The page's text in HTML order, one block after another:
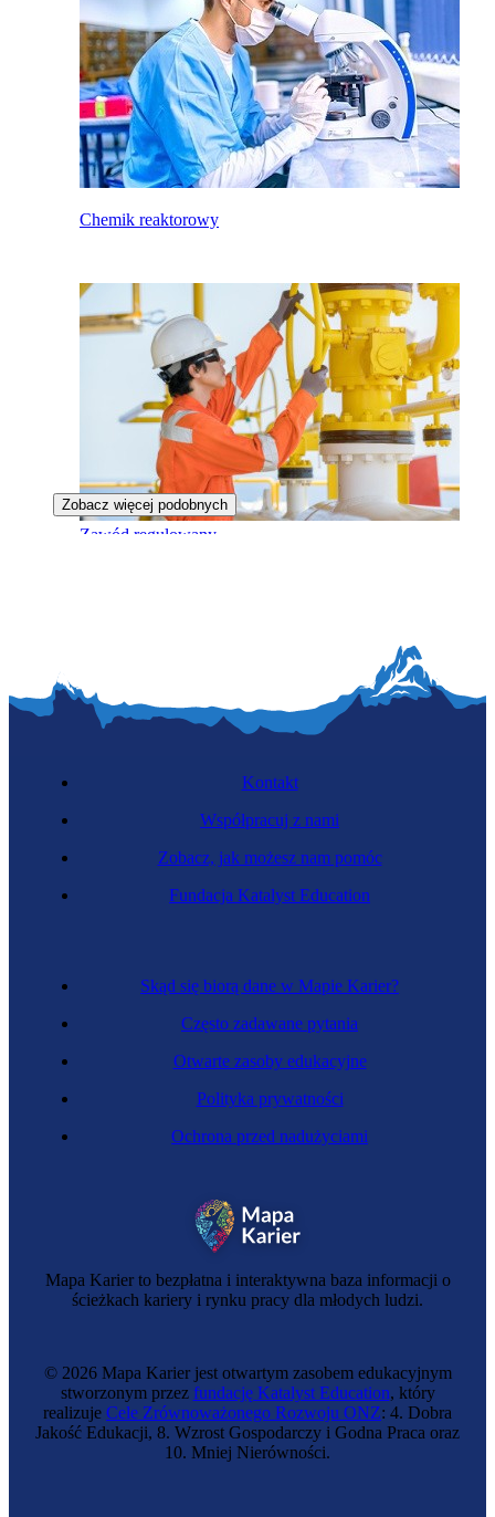
Chemik reaktorowy
Zawód regulowany
Inżynier elektroenergetyk
Zobacz więcej podobnych
Mapa Karier to bezpłatna i interaktywna baza informacji o
ścieżkach kariery i rynku pracy dla młodych ludzi.
Skąd się biorą dane w Mapie Karier?
Często zadawane pytania
Otwarte zasoby edukacyjne
Polityka prywatności
Ochrona przed nadużyciami
Kontakt
Współpracuj z nami
Zobacz, jak możesz nam pomóc
Fundacja Katalyst Education
© 2026 Mapa Karier jest otwartym zasobem edukacyjnym
stworzonym przez fundację Katalyst Education, który
realizuje Cele Zrównoważonego Rozwoju ONZ: 4. Dobra
Jakość Edukacji, 8. Wzrost Gospodarczy i Godna Praca oraz
10. Mniej Nierówności.